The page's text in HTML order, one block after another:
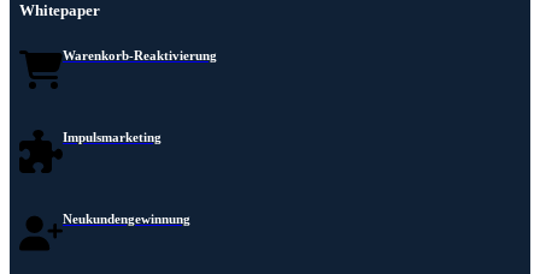
Whitepaper
Warenkorb-Reaktivierung
Impulsmarketing
Neukundengewinnung